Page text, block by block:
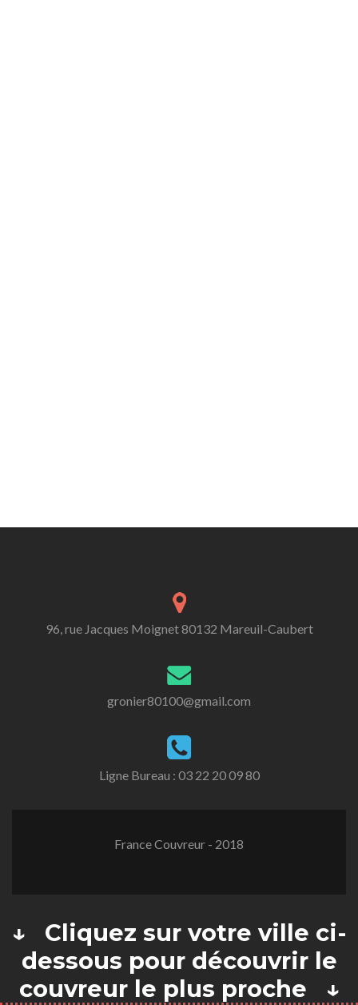
96, rue Jacques Moignet 80132 Mareuil-Caubert
gronier80100@gmail.com
Ligne Bureau : 03 22 20 09 80
France Couvreur - 2018
↓ Cliquez sur votre ville ci-
dessous pour découvrir le
couvreur le plus proche ↓